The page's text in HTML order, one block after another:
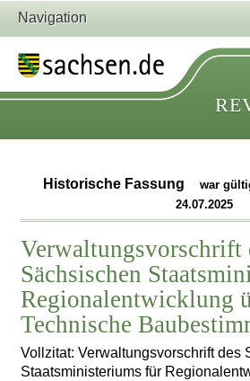
Navigation
Historische Fassung
war
24.07.2025
Verwaltungsvorschrift
Sächsischen
Regionalentwicklung
Technische
Vollzitat: Verwaltungsvorschrift des
Staatsministeriums für